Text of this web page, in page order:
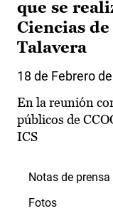
que se
Ciencias
Talavera
18 de Febrero
En la reunión
públicos de
ICS
Notas de prensa
Fotos